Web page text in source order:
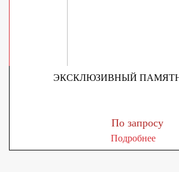
ЭКСКЛЮЗИВНЫЙ
По запросу
Подробнее